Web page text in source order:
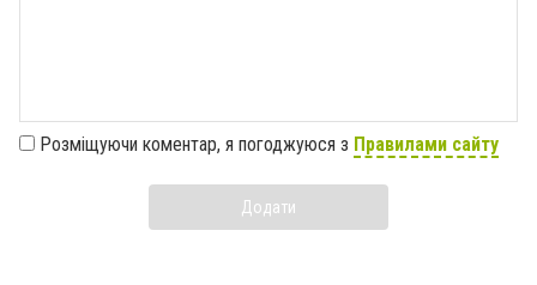
Розміщуючи коментар, я погоджуюся з Правилами сайту
Додати